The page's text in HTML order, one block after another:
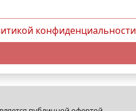
конфиденциальности